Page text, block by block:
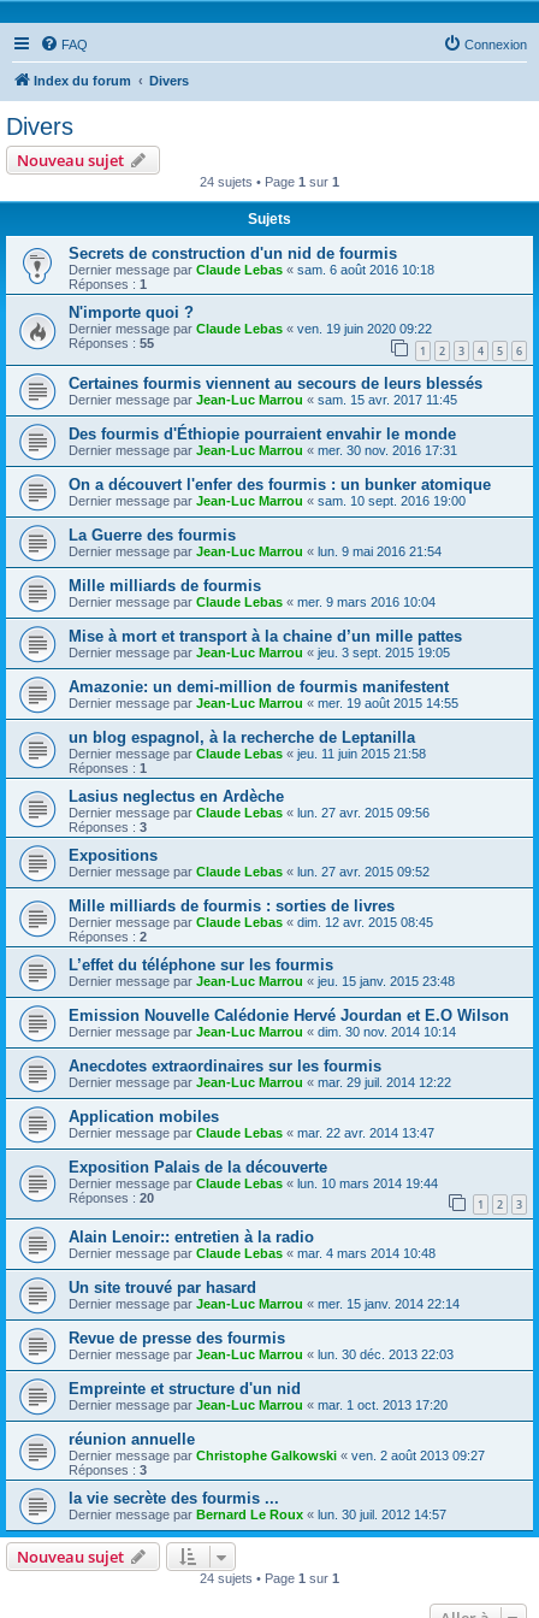
FAQ Connexion
Index du forum Divers
Divers
Nouveau sujet
24 sujets • Page 1 sur 1
Sujets
Secrets de construction d'un nid de fourmis
Dernier message par Claude Lebas « sam. 6 août 2016 10:18
Réponses : 1
N'importe quoi ?
Dernier message par Claude Lebas « ven. 19 juin 2020 09:22
Réponses : 55 1 2 3 4 5 6
Certaines fourmis viennent au secours de leurs blessés
Dernier message par Jean-Luc Marrou « sam. 15 avr. 2017 11:45
Des fourmis d'Éthiopie pourraient envahir le monde
Dernier message par Jean-Luc Marrou « mer. 30 nov. 2016 17:31
On a découvert l'enfer des fourmis : un bunker atomique
Dernier message par Jean-Luc Marrou « sam. 10 sept. 2016 19:00
La Guerre des fourmis
Dernier message par Jean-Luc Marrou « lun. 9 mai 2016 21:54
Mille milliards de fourmis
Dernier message par Claude Lebas « mer. 9 mars 2016 10:04
Mise à mort et transport à la chaine d’un mille pattes
Dernier message par Jean-Luc Marrou « jeu. 3 sept. 2015 19:05
Amazonie: un demi-million de fourmis manifestent
Dernier message par Jean-Luc Marrou « mer. 19 août 2015 14:55
un blog espagnol, à la recherche de Leptanilla
Dernier message par Claude Lebas « jeu. 11 juin 2015 21:58
Réponses : 1
Lasius neglectus en Ardèche
Dernier message par Claude Lebas « lun. 27 avr. 2015 09:56
Réponses : 3
Expositions
Dernier message par Claude Lebas « lun. 27 avr. 2015 09:52
Mille milliards de fourmis : sorties de livres
Dernier message par Claude Lebas « dim. 12 avr. 2015 08:45
Réponses : 2
L’effet du téléphone sur les fourmis
Dernier message par Jean-Luc Marrou « jeu. 15 janv. 2015 23:48
Emission Nouvelle Calédonie Hervé Jourdan et E.O Wilson
Dernier message par Jean-Luc Marrou « dim. 30 nov. 2014 10:14
Anecdotes extraordinaires sur les fourmis
Dernier message par Jean-Luc Marrou « mar. 29 juil. 2014 12:22
Application mobiles
Dernier message par Claude Lebas « mar. 22 avr. 2014 13:47
Exposition Palais de la découverte
Dernier message par Claude Lebas « lun. 10 mars 2014 19:44
Réponses : 20 1 2 3
Alain Lenoir:: entretien à la radio
Dernier message par Claude Lebas « mar. 4 mars 2014 10:48
Un site trouvé par hasard
Dernier message par Jean-Luc Marrou « mer. 15 janv. 2014 22:14
Revue de presse des fourmis
Dernier message par Jean-Luc Marrou « lun. 30 déc. 2013 22:03
Empreinte et structure d'un nid
Dernier message par Jean-Luc Marrou « mar. 1 oct. 2013 17:20
réunion annuelle
Dernier message par Christophe Galkowski « ven. 2 août 2013 09:27
Réponses : 3
la vie secrète des fourmis ...
Dernier message par Bernard Le Roux « lun. 30 juil. 2012 14:57
Nouveau sujet
24 sujets • Page 1 sur 1